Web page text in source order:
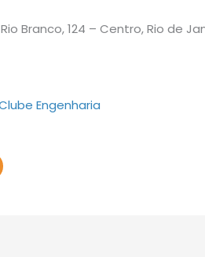
Branco, 124 – Centro, Rio de